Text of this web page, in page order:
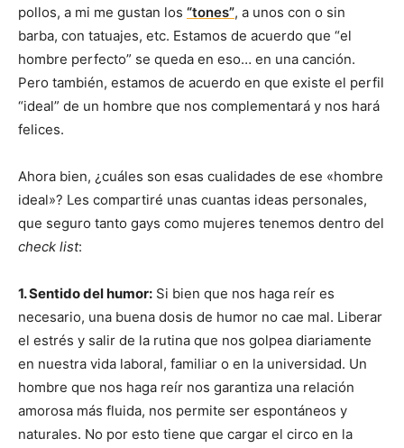
pollos, a mi me gustan los “tones”, a unos con o sin
barba, con tatuajes, etc. Estamos de acuerdo que “el
hombre perfecto” se queda en eso… en una canción.
Pero también, estamos de acuerdo en que existe el perfil
“ideal” de un hombre que nos complementará y nos hará
felices.
Ahora bien, ¿cuáles son esas cualidades de ese «hombre
ideal»? Les compartiré unas cuantas ideas personales,
que seguro tanto gays como mujeres tenemos dentro del
check list:
1. Sentido del humor: Si bien que nos haga reír es
necesario, una buena dosis de humor no cae mal. Liberar
el estrés y salir de la rutina que nos golpea diariamente
en nuestra vida laboral, familiar o en la universidad. Un
hombre que nos haga reír nos garantiza una relación
amorosa más fluida, nos permite ser espontáneos y
naturales. No por esto tiene que cargar el circo en la